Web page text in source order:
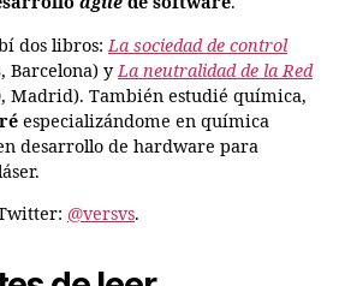
dos libros:La sociedad de control
Barcelona) yLa neutralidad de la Red
Madrid). También estudié química,
especializándome en química
desarrollo de hardware para
@versvs.